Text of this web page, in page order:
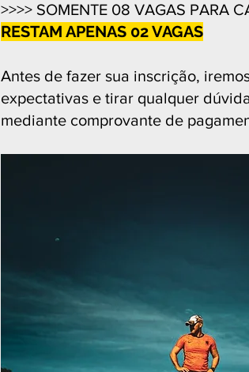
>>>> SOMENTE 08 VAGAS PARA
RESTAM APENAS 02 VAGAS
Antes de fazer sua inscrição,
expectativas e tirar qualquer
mediante comprovante de